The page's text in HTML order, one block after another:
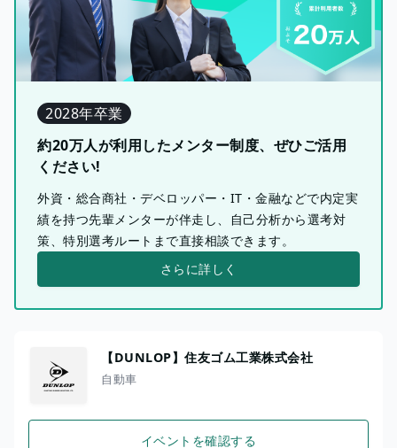
2028年卒業
約20万人が利用したメンター制度、ぜひご活用
ください!
外資・総合商社・デベロッパー・IT・金融などで内定実
績を持つ先輩メンターが伴走し、自己分析から選考対
策、特別選考ルートまで直接相談できます。
さらに詳しく
【DUNLOP】住友ゴム工業株式会社
自動車
イベントを確認する